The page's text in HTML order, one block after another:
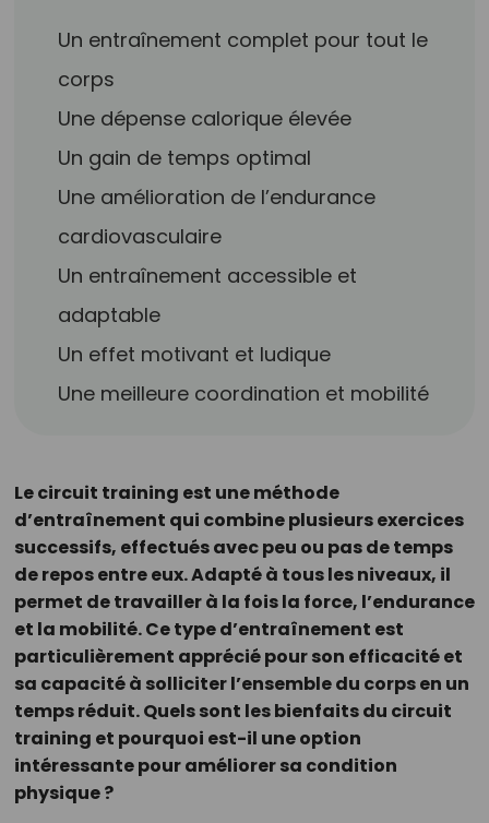
Un entraînement complet pour tout le
corps
Une dépense calorique élevée
Un gain de temps optimal
Une amélioration de l’endurance
cardiovasculaire
Un entraînement accessible et
adaptable
Un effet motivant et ludique
Une meilleure coordination et mobilité
Le circuit training est une méthode
d’entraînement qui combine plusieurs exercices
successifs, effectués avec peu ou pas de temps
de repos entre eux. Adapté à tous les niveaux, il
permet de travailler à la fois la force, l’endurance
et la mobilité. Ce type d’entraînement est
particulièrement apprécié pour son efficacité et
sa capacité à solliciter l’ensemble du corps en un
temps réduit. Quels sont les bienfaits du circuit
training et pourquoi est-il une option
intéressante pour améliorer sa condition
physique ?